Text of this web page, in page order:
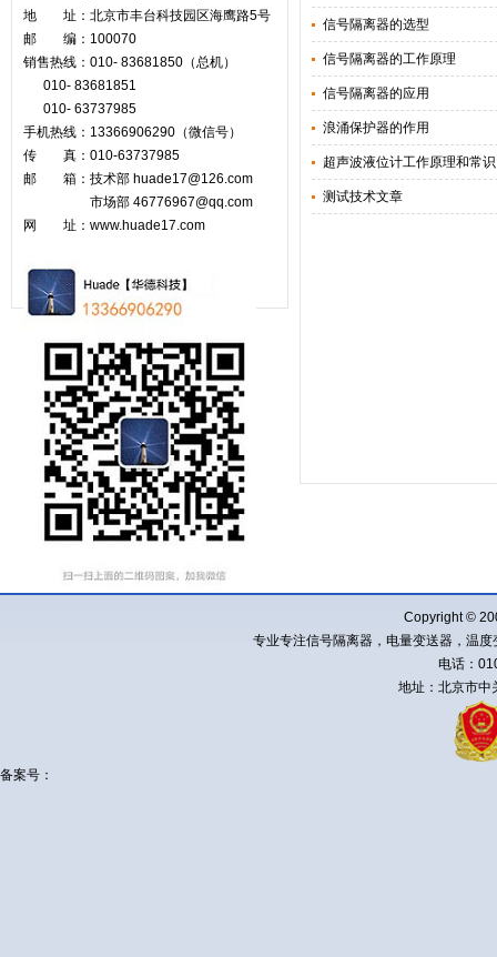
地 址：北京市丰台科技园区海鹰路5号
邮 编：100070
销售热线：010- 83681850（总机）
010- 83681851
010- 63737985
手机热线：13366906290（微信号）
传 真：010-63737985
邮 箱：技术部 huade17@126.com
市场部 46776967@qq.com
网 址：www.huade17.com
信号隔离器的选型
信号隔离器的工作原理
信号隔离器的应用
浪涌保护器的作用
超声波液位计工作原理和常识
测试技术文章
Copyright ©
专业专注信号隔离器，电量变送器，温
电话：
地址：北京市中
备案号：